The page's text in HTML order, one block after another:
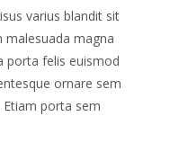
varius blandit sit
magna
porta felis euismod
ornare sem
porta sem